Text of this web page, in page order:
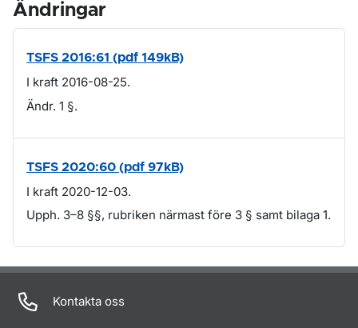
Ändringar
TSFS 2016:61 (pdf 149kB)
I kraft 2016-08-25.
Ändr. 1 §.
TSFS 2020:60 (pdf 97kB)
I kraft 2020-12-03.
Upph. 3–8 §§, rubriken närmast före 3 § samt bilaga 1.
Om sidan
Kontakta oss